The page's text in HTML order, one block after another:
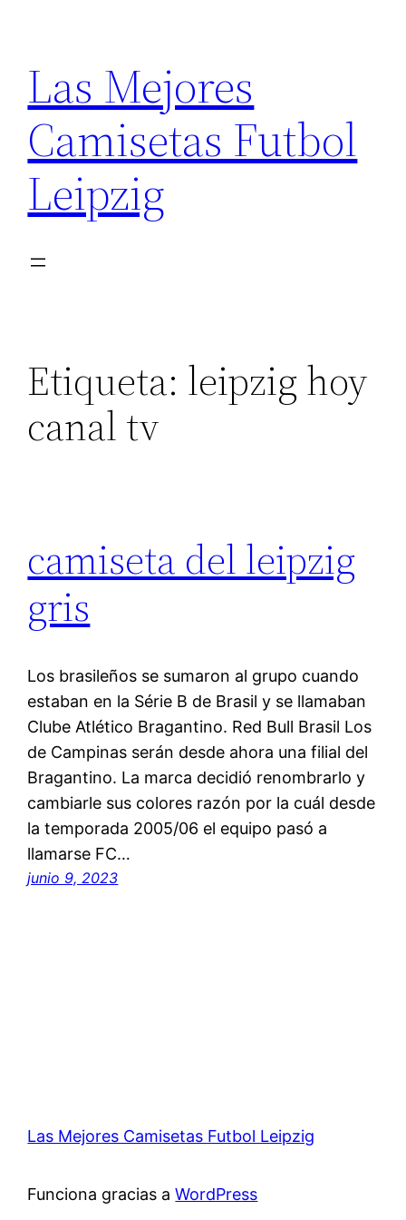
contenido
Las Mejores
Camisetas Futbol
Leipzig
Etiqueta: leipzig hoy
canal tv
camiseta del leipzig
gris
Los brasileños se sumaron al grupo cuando
estaban en la Série B de Brasil y se llamaban
Clube Atlético Bragantino. Red Bull Brasil Los
de Campinas serán desde ahora una filial del
Bragantino. La marca decidió renombrarlo y
cambiarle sus colores razón por la cuál desde
la temporada 2005/06 el equipo pasó a
llamarse FC…
junio 9, 2023
Las Mejores Camisetas Futbol Leipzig
Funciona gracias aWordPress